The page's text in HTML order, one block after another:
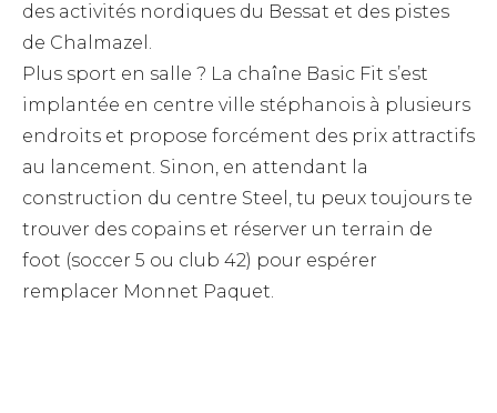
des activités nordiques du Bessat et des pistes
de Chalmazel.
Plus sport en salle ? La chaîne Basic Fit s’est
implantée en centre ville stéphanois à plusieurs
endroits et propose forcément des prix attractifs
au lancement. Sinon, en attendant la
construction du centre Steel, tu peux toujours te
trouver des copains et réserver un terrain de
foot (soccer 5 ou club 42) pour espérer
remplacer Monnet Paquet.